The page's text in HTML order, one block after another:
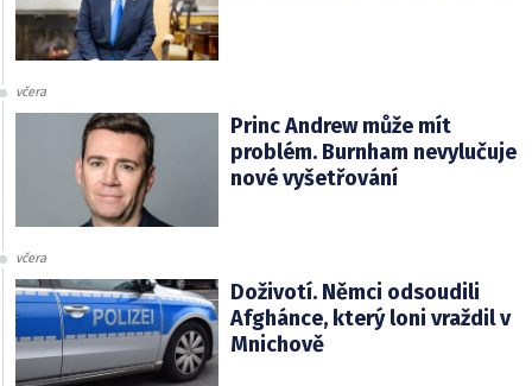
včera
Princ Andrew může mít
problém. Burnham nevylučuje
nové vyšetřování
včera
Doživotí. Němci odsoudili
Afghánce, který loni vraždil v
Mnichově